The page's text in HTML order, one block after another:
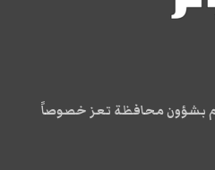
بشؤون محافظة تعز خصوصاً